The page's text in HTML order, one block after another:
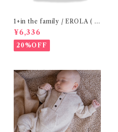
1+in the family / EROLA ( 2
4m )
¥6,336
20%OFF